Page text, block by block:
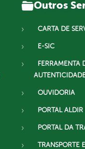
Outros
CARTA DE
E-SIC
FERRAMENTA
OUVIDORIA
PORTAL
PORTAL DA
TRANSPORTE